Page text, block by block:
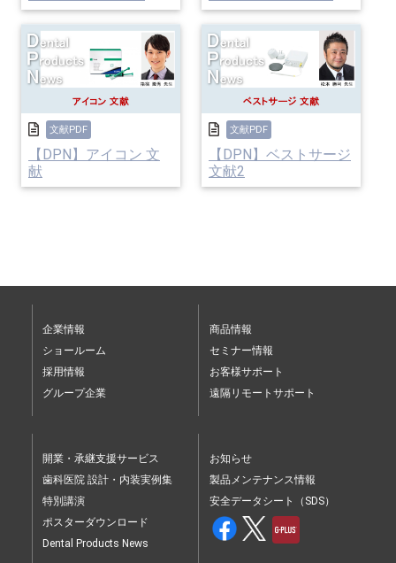
文献PDF
【DPN】アイコン 文
献
文献PDF
【DPN】ベストサージ
文献2
企業情報
ショールーム
採用情報
グループ企業
商品情報
セミナー情報
お客様サポート
遠隔リモートサポート
開業・承継支援サービス
歯科医院 設計・内装実例集
特別講演
ポスターダウンロード
Dental Products News
お知らせ
製品メンテナンス情報
安全データシート（SDS）